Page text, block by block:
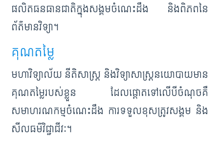
ផលិតធនធានជាតិក្នុងសង្គមចំណេះដឹង និងពិភពនៃ
ព័ត៌មានវិទ្យា។
គុណតម្លៃ
មហាវិទ្យាល័យ នីតិសាស្ដ្រ និងវិទ្យាសាស្ដ្រនយោបាយមាន
គុណតម្លៃរបស់ខ្លួន ដែលផ្ដោតទៅលើបីចំណុចគឺ
សមាហរណកម្មចំណេះដឹង ការទទួលខុសត្រូវសង្គម និង
សីលធម៌វិជ្ជាជីវៈ។